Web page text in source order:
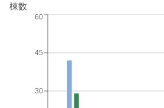
棟数
30
45
60